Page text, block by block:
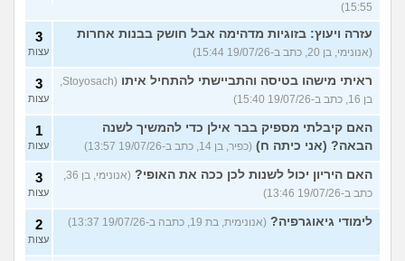
15:55)
עזרה ויעוץ: בזוגיות מדהימה אבל חושק בבנות אחרות
(אנונימי, בן 20, כתב ב-19/07/26 15:44)
3
עצות
ראיתי מישהו בטיסה והתביישתי להתחיל איתו
(Stoyosach,
בן 16, כתב ב-19/07/26 15:40)
3
עצות
האם קיבלתי מספיק בבר אילן כדי להמשיך לשנה
הבאה? (אני כיתה ח) (כפיר, בן 14, כתב ב-19/07/26 13:57)
1
עצות
האם היריון יכול לשנות לכן ככה את האופי?
(אנונימי, בן 36,
כתב ב-19/07/26 13:46)
3
עצות
לימודי גיאוגרפיה? (אנונימית, בת 19, כתבה ב-19/07/26 13:37) 2
עצות